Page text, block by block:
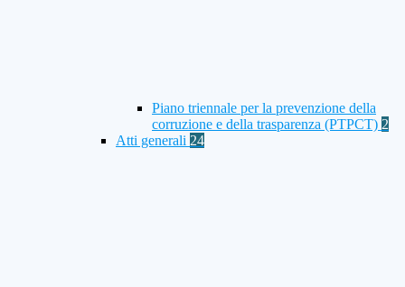
Piano triennale per la prevenzione della
corruzione e della trasparenza (PTPCT) 2
Atti generali 24